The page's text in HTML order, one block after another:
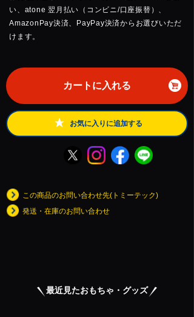
い、atone 翌月払い（コンビニ/口座振替）、
AmazonPay決済、PayPay決済からお選びいただ
けます。
カートに入れる
お気に入りに追加する
この商品のお問い合わせ先(トミーテック)
発送・在庫のお問い合わせ
最近見たおもちゃ・グッズ